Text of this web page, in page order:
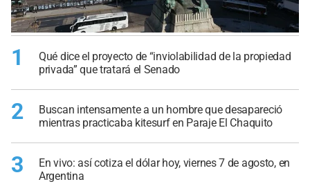
1
Qué dice el proyecto de “inviolabilidad de la propiedad
privada” que tratará el Senado
2
Buscan intensamente a un hombre que desapareció
mientras practicaba kitesurf en Paraje El Chaquito
3
En vivo: así cotiza el dólar hoy, viernes 7 de agosto, en
Argentina